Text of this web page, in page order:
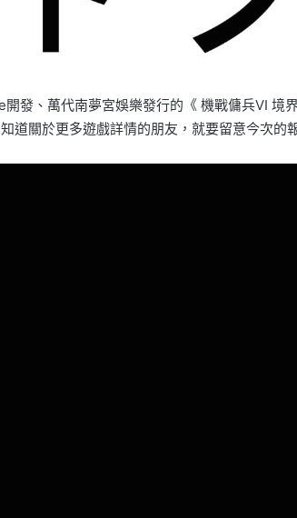
發、萬代南夢宮娛樂發行的《 機戰傭兵VI 境
道關於更多遊戲詳情的朋友，就要留意今次的